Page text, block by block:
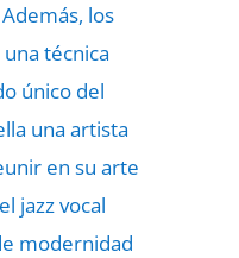
los
técnica
único del
una artista
en su arte
jazz vocal
modernidad